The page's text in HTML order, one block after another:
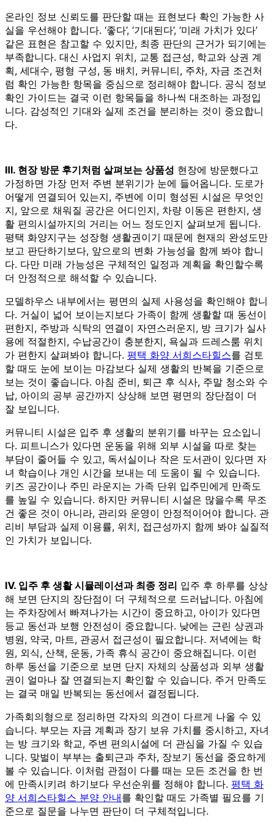
온라인 정보 신뢰도를 판단할 때는 표현보다 확인 가능한 사
실을 우선해야 합니다. ‘좋다’, ‘기대된다’, ‘미래 가치가 있다’
같은 표현은 참고할 수 있지만, 최종 판단의 근거가 되기에는
부족합니다. 대신 사업지 위치, 교통 접근성, 학교와 상권 계
획, 세대수, 평형 구성, 동 배치, 커뮤니티, 주차, 자금 조건처
럼 확인 가능한 항목을 중심으로 정리해야 합니다. 공식 정보
확인 가이드는 결국 이런 항목들을 하나씩 대조하는 과정입
니다. 감성적인 기대와 실제 조건을 분리하는 것이 중요합니
다.
Ⅲ. 현장 방문 후기처럼 살펴보는 상품성 현장에 방문했다고
가정하면 가장 먼저 주변 분위기가 눈에 들어옵니다. 도로가
어떻게 연결되어 있는지, 주변에 이미 형성된 시설은 무엇인
지, 앞으로 채워질 공간은 어디인지, 차량 이동은 편한지, 생
활 편의시설까지의 거리는 어느 정도인지 살펴보게 됩니다.
평택 화양지구는 성장형 생활권이기 때문에 현재의 완성도만
보고 판단하기보다, 앞으로의 변화 가능성을 함께 봐야 합니
다. 다만 미래 가능성은 구체적인 일정과 계획을 확인할수록
더 안정적으로 해석할 수 있습니다.
모델하우스 내부에서는 평면의 실제 사용성을 확인해야 합니
다. 거실이 넓어 보이는지보다 가족이 함께 생활할 때 동선이
편한지, 주방과 식탁의 연결이 자연스러운지, 방 크기가 실사
용에 적절한지, 수납공간이 충분한지, 욕실과 드레스룸 위치
가 편한지 살펴봐야 합니다. 평택 화양 서희스타힐스를 검토
할 때도 눈에 보이는 마감보다 실제 생활의 반복을 기준으로
보는 것이 좋습니다. 아침 준비, 퇴근 후 식사, 주말 청소와 수
납, 아이의 공부 공간까지 상상해 보면 평면의 장단점이 더
잘 보입니다.
커뮤니티 시설은 입주 후 생활의 분위기를 바꾸는 요소입니
다. 피트니스가 있다면 운동을 위해 외부 시설을 따로 찾는
부담이 줄어들 수 있고, 독서실이나 작은 도서관이 있다면 자
녀 학습이나 개인 시간을 보내는 데 도움이 될 수 있습니다.
키즈 공간이나 주민 라운지는 가족 단위 입주민에게 만족도
를 높일 수 있습니다. 하지만 커뮤니티 시설은 많을수록 무조
건 좋은 것이 아니라, 관리와 운영이 안정적이어야 합니다. 관
리비 부담과 실제 이용률, 위치, 접근성까지 함께 봐야 실질적
인 가치가 보입니다.
Ⅳ. 입주 후 생활 시뮬레이션과 최종 정리 입주 후 하루를 상상
해 보면 단지의 장단점이 더 구체적으로 드러납니다. 아침에
는 주차장에서 빠져나가는 시간이 중요하고, 아이가 있다면
등교 동선과 보행 안전성이 중요합니다. 낮에는 근린 상권과
병원, 약국, 마트, 관공서 접근성이 필요합니다. 저녁에는 학
원, 외식, 산책, 운동, 가족 휴식 공간이 중요해집니다. 이런
하루 동선을 기준으로 보면 단지 자체의 상품성과 외부 생활
권이 얼마나 잘 연결되는지 확인할 수 있습니다. 주거 만족도
는 결국 매일 반복되는 동선에서 결정됩니다.
가족회의형으로 정리하면 각자의 의견이 다르게 나올 수 있
습니다. 부모는 자금 계획과 장기 보유 가치를 중시하고, 자녀
는 방 크기와 학교, 주변 편의시설에 더 관심을 가질 수 있습
니다. 맞벌이 부부는 출퇴근과 주차, 장보기 동선을 중요하게
볼 수 있습니다. 이처럼 관점이 다를 때는 모든 조건을 한 번
에 만족시키려 하기보다 우선순위를 정해야 합니다. 평택 화
양 서희스타힐스 분양 안내를 확인할 때도 가족별 필요를 기
준으로 질문을 나누면 판단이 더 구체적입니다.